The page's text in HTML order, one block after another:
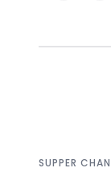
SUPPER